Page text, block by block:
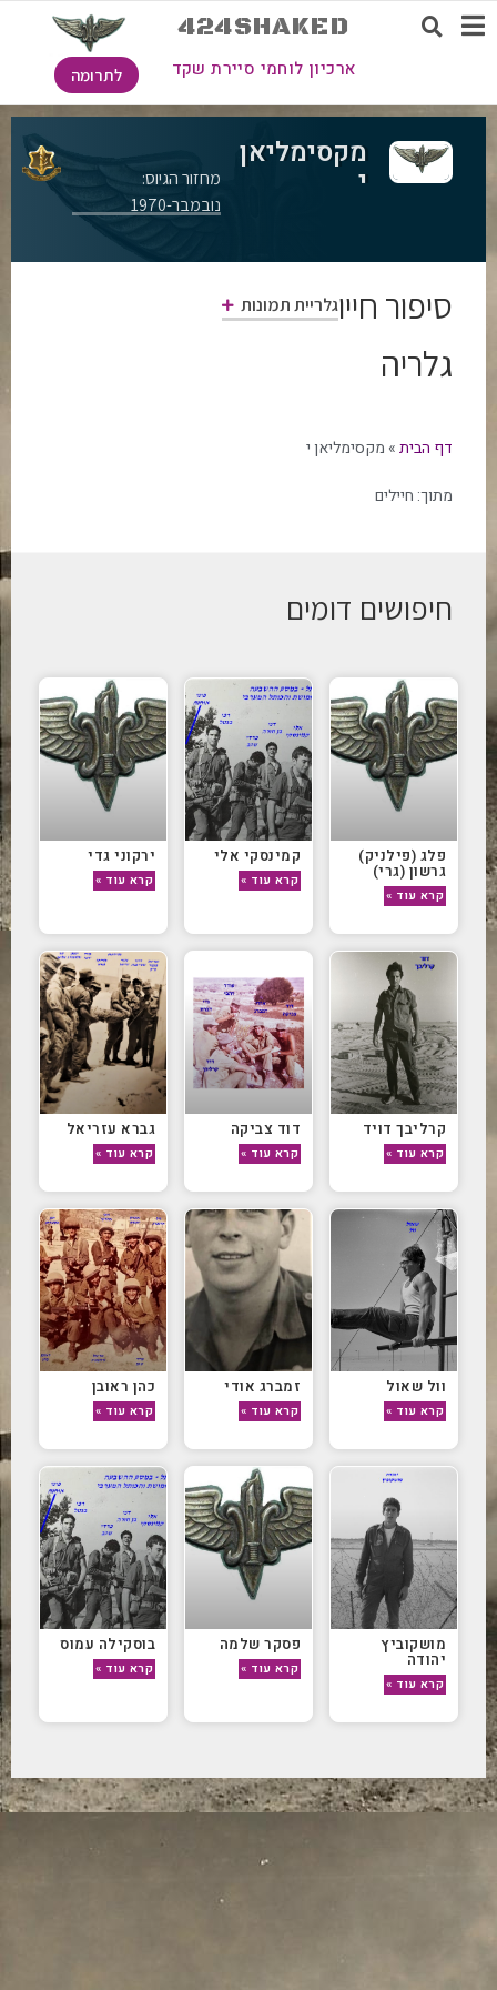
424SHAKED
ארכיון לוחמי סיירת שקד לתרומה
מקסימליאן
י
מחזור הגיוס:
נובמבר-1970
סיפור חייוגלריית תמונות
גלריה
דף הבית» מקסימליאן י
מתוך: חיילים
חיפושים דומים
פלג (פילניק)
גרשון (גרי)
קרא עוד »
קמינסקי אלי
קרא עוד »
ירקוני גדי
קרא עוד »
קרליבך דויד
קרא עוד »
דוד צביקה
קרא עוד »
גברא עזריאל
קרא עוד »
וול שאול
קרא עוד »
זמברג אודי
קרא עוד »
כהן ראובן
קרא עוד »
מושקוביץ
יהודה
קרא עוד »
פסקר שלמה
קרא עוד »
בוסקילה עמוס
קרא עוד »